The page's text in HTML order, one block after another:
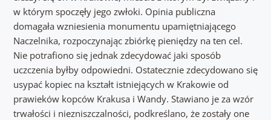
w którym spoczęły jego zwłoki. Opinia publiczna
domagała wzniesienia monumentu upamiętniającego
Naczelnika, rozpoczynając zbiórkę pieniędzy na ten cel.
Nie potrafiono się jednak zdecydować jaki sposób
uczczenia byłby odpowiedni. Ostatecznie zdecydowano się
usypać kopiec na kształt istniejących w Krakowie od
prawieków kopców Krakusa i Wandy. Stawiano je za wzór
trwałości i niezniszczalności, podkreślano, że zostały one